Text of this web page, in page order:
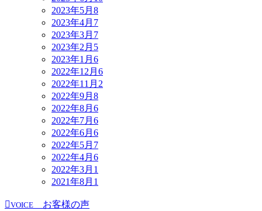
2023年5月 8
2023年4月 7
2023年3月 7
2023年2月 5
2023年1月 6
2022年12月 6
2022年11月 2
2022年9月 8
2022年8月 6
2022年7月 6
2022年6月 6
2022年5月 7
2022年4月 6
2022年3月 1
2021年8月 1
VOICE お客様の声